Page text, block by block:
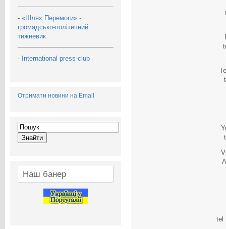
- «Шлях Перемоги» -
громадсько-політичний
тижневик
- International press-club
Отримати новини на Email
Наш банер
tel